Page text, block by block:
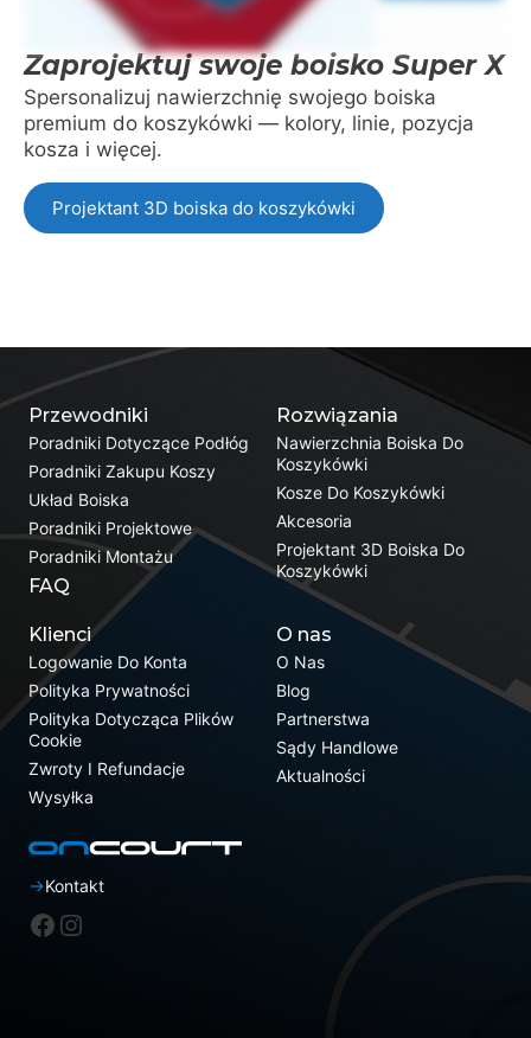
Zaprojektuj swoje boisko Super X
Spersonalizuj nawierzchnię swojego boiska
premium do koszykówki — kolory, linie, pozycja
kosza i więcej.
Projektant 3D boiska do koszykówki
Rozwiązania
Nawierzchnia Boiska Do
Koszykówki
Kosze Do Koszykówki
Akcesoria
Projektant 3D Boiska Do
Koszykówki
Przewodniki
Poradniki Dotyczące Podłóg
Poradniki Zakupu Koszy
Układ Boiska
Poradniki Projektowe
Poradniki Montażu
FAQ
Klienci
Logowanie Do Konta
Polityka Prywatności
Polityka Dotycząca Plików
Cookie
Zwroty I Refundacje
Wysyłka
O nas
O Nas
Blog
Partnerstwa
Sądy Handlowe
Aktualności
Kontakt
Facebook
Instagram